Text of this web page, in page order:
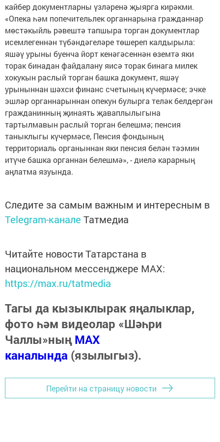
кайбер документларны үзләренә җыярга кирәкми.
«Опека һәм попечительлек органнарына гражданнар
мөстәкыйль рәвештә тапшыра торган документлар
исемлегеннән түбәндәгеләре төшереп калдырыла:
яшәү урыны буенча йорт кенәгәсеннән өземтә яки
торак бинадан файдалану яисә торак бинага милек
хокукын раслый торган башка документ, яшәү
урыныннан шәхси финанс счетының күчермәсе; эчке
эшләр органнарыннан опекун булырга теләк белдергән
гражданинның җинаять җаваплылыгына
тартылмавын раслый торган белешмә; пенсия
таныклыгы күчермәсе, Пенсия фондының
территориаль органыннан яки пенсия белән тәэмин
итүче башка органнан белешмә», - диелә карарның
аңлатма язуында.
Следите за самым важным и интересным в
Telegram-канале Татмедиа
Читайте новости Татарстана в
национальном мессенджере MАХ:
https://max.ru/tatmedia
Тагы да кызыклырак яңалыклар,
фото һәм видеолар «Шәһри
Чаллы»ныңMAX
каналында (язылыгыз).
Перейти на страницу новости